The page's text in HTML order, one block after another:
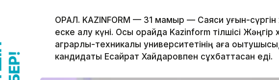
ОРАЛ. KAZINFORM — 31 мамыр — Саяси қуғын-
еске алу күні. Осы орайда Kazinform тілшісі
аграрлық-техникалық университетінің аға
кандидаты Есқайрат Хайдаровпен сұхбаттасқан еді.